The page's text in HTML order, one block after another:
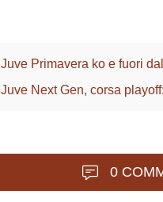
Juve Primavera ko e fuori
Juve Next Gen, corsa
0